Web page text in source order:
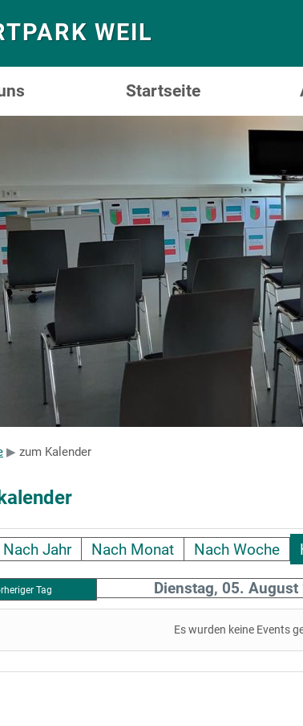
WEIL
Startseite
zum Kalender
Nach Jahr Nach Monat Nach Woche
Tag Dienstag, 05. August
Es wurden keine Events